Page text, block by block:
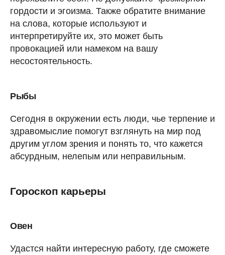
гордости и эгоизма. Также обратите внимание
на слова, которые используют и
интерпретируйте их, это может быть
провокацией или намеком на вашу
несостоятельность.
Рыбы
Сегодня в окружении есть люди, чье терпение и
здравомыслие помогут взглянуть на мир под
другим углом зрения и понять то, что кажется
абсурдным, нелепым или неправильным.
Гороскоп карьеры
Овен
Удастся найти интересную работу, где сможете